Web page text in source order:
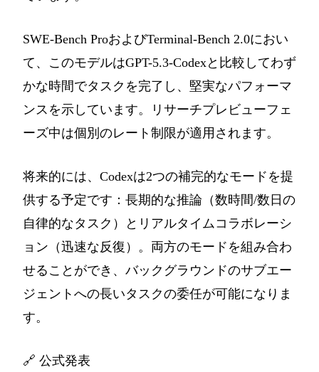
SWE-Bench ProおよびTerminal-Bench 2.0におい
て、このモデルはGPT-5.3-Codexと比較してわず
かな時間でタスクを完了し、堅実なパフォーマ
ンスを示しています。リサーチプレビューフェ
ーズ中は個別のレート制限が適用されます。
将来的には、Codexは2つの補完的なモードを提
供する予定です：長期的な推論（数時間/数日の
自律的なタスク）とリアルタイムコラボレーシ
ョン（迅速な反復）。両方のモードを組み合わ
せることができ、バックグラウンドのサブエー
ジェントへの長いタスクの委任が可能になりま
す。
🔗 公式発表